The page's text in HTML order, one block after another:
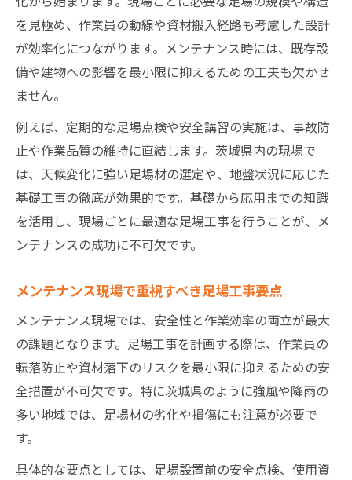
茨城県の現場対応に強い足場工事の見極め
方
足場工事が茨城県の施工現場で果たす役割
化
足場工事がもたらす作業効率化のメリット
足場工事で作業効率が飛躍的に向上する理
由
効率化に貢献する足場工事の工夫と実践法
足場工事の導入で生まれる現場の時短効果
作業負担を軽減する足場工事の具体的メリ
足場工事が複数作業を同時進行できる要因
複数工事も安心の足場工事管理ポイント
複数工事を支える足場工事管理の基本戦略
足場工事管理で実践したい効率化の工夫
多様な現場に対応できる足場工事の管理術
を見極め、作業員の動線や資材搬入経路も考慮した設計
が効率化につながります。メンテナンス時には、既存設
備や建物への影響を最小限に抑えるための工夫も欠かせ
ません。
例えば、定期的な足場点検や安全講習の実施は、事故防
止や作業品質の維持に直結します。茨城県内の現場で
は、天候変化に強い足場材の選定や、地盤状況に応じた
基礎工事の徹底が効果的です。基礎から応用までの知識
を活用し、現場ごとに最適な足場工事を行うことが、メ
ンテナンスの成功に不可欠です。
メンテナンス現場で重視すべき足場工事要点
メンテナンス現場では、安全性と作業効率の両立が最大
の課題となります。足場工事を計画する際は、作業員の
転落防止や資材落下のリスクを最小限に抑えるための安
全措置が不可欠です。特に茨城県のように強風や降雨の
多い地域では、足場材の劣化や損傷にも注意が必要で
す。
具体的な要点としては、足場設置前の安全点検、使用資